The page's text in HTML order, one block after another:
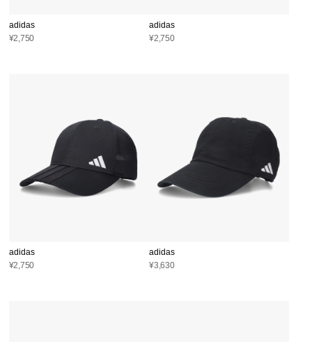
adidas
¥2,750
adidas
¥2,750
adidas
¥2,750
adidas
¥3,630